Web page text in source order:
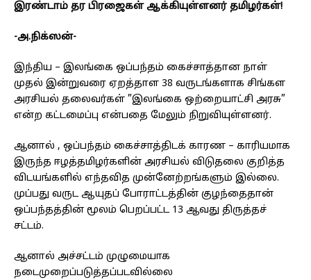
இரண்டாம் தர பிரஜைகள் ஆக்கியுள்ளனர் தமிழர்கள்!
-அ.நிக்ஸன்-
இந்திய – இலங்கை ஒப்பந்தம் கைச்சாத்தான நாள்
முதல் இன்றுவரை ஏறத்தாள 38 வருடங்களாக சிங்கள
அரசியல் தலைவர்கள் ”இலங்கை ஒற்றையாட்சி அரசு”
என்ற கட்டமைப்பு என்பதை மேலும் நிறுவியுள்ளனர்.
ஆனால் , ஒப்பந்தம் கைச்சாத்திடக் காரண – காரியமாக
இருந்த ஈழத்தமிழர்களின் அரசியல் விடுதலை குறித்த
விடயங்களில் எந்தவித முன்னேற்றங்களும் இல்லை.
முப்பது வருட ஆயுதப் போராட்டத்தின் குழந்தைதான்
ஒப்பந்தத்தின் மூலம் பெறப்பட்ட 13 ஆவது திருத்தச்
சட்டம்.
ஆனால் அச்சட்டம் முழுமையாக
நடைமுறைப்படுத்தப்படவில்லை